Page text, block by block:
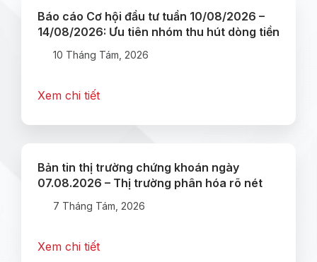
Báo cáo Cơ hội đầu tư tuần 10/08/2026 –
14/08/2026: Ưu tiên nhóm thu hút dòng tiền
10 Tháng Tám, 2026
Xem chi tiết
Bản tin thị trường chứng khoán ngày
07.08.2026 – Thị trường phân hóa rõ nét
7 Tháng Tám, 2026
Xem chi tiết